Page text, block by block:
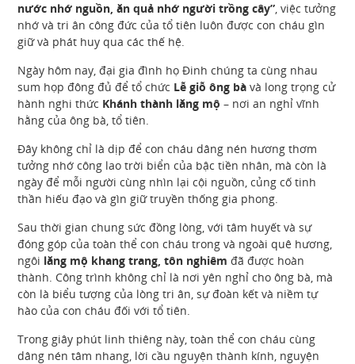
nước nhớ nguồn, ăn quả nhớ người trồng cây”, việc tưởng
nhớ và tri ân công đức của tổ tiên luôn được con cháu gìn
giữ và phát huy qua các thế hệ.
Ngày hôm nay, đại gia đình họ Đinh chúng ta cùng nhau
sum họp đông đủ để tổ chức Lễ giỗ ông bà và long trọng cử
hành nghi thức Khánh thành lăng mộ – nơi an nghỉ vĩnh
hằng của ông bà, tổ tiên.
Đây không chỉ là dịp để con cháu dâng nén hương thơm
tưởng nhớ công lao trời biển của bậc tiền nhân, mà còn là
ngày để mỗi người cùng nhìn lại cội nguồn, củng cố tinh
thần hiếu đạo và gìn giữ truyền thống gia phong.
Sau thời gian chung sức đồng lòng, với tâm huyết và sự
đóng góp của toàn thể con cháu trong và ngoài quê hương,
ngôi lăng mộ khang trang, tôn nghiêm đã được hoàn
thành. Công trình không chỉ là nơi yên nghỉ cho ông bà, mà
còn là biểu tượng của lòng tri ân, sự đoàn kết và niềm tự
hào của con cháu đối với tổ tiên.
Trong giây phút linh thiêng này, toàn thể con cháu cùng
dâng nén tâm nhang, lời cầu nguyện thành kính, nguyện